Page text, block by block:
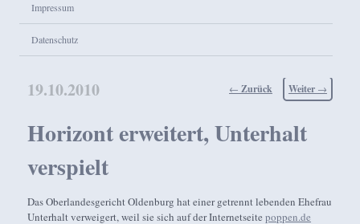
Impressum
Datenschutz
Beitragsnavigation
← Zurück Weiter →
Horizont erweitert, Unterhalt
verspielt
19.10.2010
Das Oberlandesgericht Oldenburg hat einer getrennt lebenden Ehefrau
Unterhalt verweigert, weil sie sich auf der Internetseitepoppen.de